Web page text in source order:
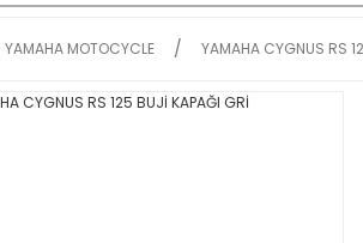
YAMAHA MOTOCYCLE YAMAHA CYGNUS RS